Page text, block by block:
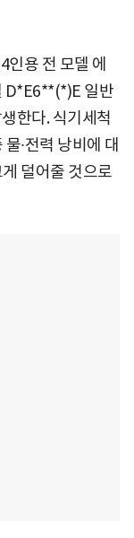
용 전 모델 에
D*E6**(*)E 일반
한다. 식기세척
∙전력 낭비에 대
덜어줄 것으로